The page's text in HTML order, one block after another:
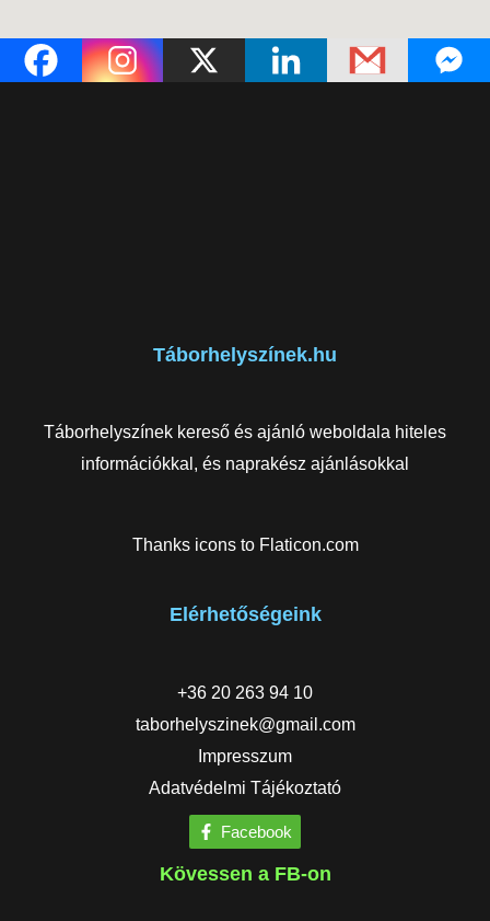
Táborhelyszínek.hu
Táborhelyszínek kereső és ajánló weboldala hiteles
információkkal, és naprakész ajánlásokkal
Thanks icons to Flaticon.com
Elérhetőségeink
+36 20 263 94 10
taborhelyszinek@gmail.com
Impresszum
Adatvédelmi Tájékoztató
Facebook
Kövessen a FB-on